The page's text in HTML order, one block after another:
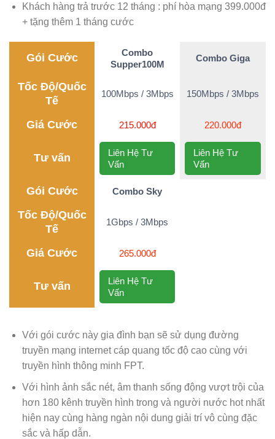
Khách hàng trả trước 12 tháng : phí hòa mạng 399.000đ
+ tặng thêm 1 tháng cước
Gói Cước
Combo
Supper100M
Combo Giga
Tốc Độ/Quốc
Tế
100Mbps / 3Mbps 150Mbps / 3Mbps
Giá Cước 215.000đ 220.000đ
Tư vấn
Liên Hệ Tư
Vấn
Liên Hệ Tư
Vấn
Gói Cước Combo Sky
Tốc Độ/Quốc
Tế
1Gbps / 3Mbps
Giá Cước 265.000đ
Tư vấn
Liên Hệ Tư
Vấn
Với gói cước này gia đình bạn sẽ sử dụng đường
truyền mạng internet cáp quang tốc độ cao cùng với
truyền hình thông minh FPT.
Với hình ảnh sắc nét, âm thanh sống động vượt trội của
hơn 180 kênh truyền hình trong và người nước hot nhất
hiện nay cùng hàng ngàn nội dung giải trí vô cùng đặc
sắc và hấp dẫn.